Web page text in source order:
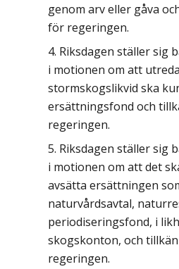
genom arv eller gåva
för regeringen.
Riksdagen ställer sig
i motionen om att
stormskogslikvid ska
ersättningsfond och
regeringen.
Riksdagen ställer sig
i motionen om att det
avsätta ersättningen
naturvårdsavtal,
periodiseringsfond, i
skogskonton, och
regeringen.